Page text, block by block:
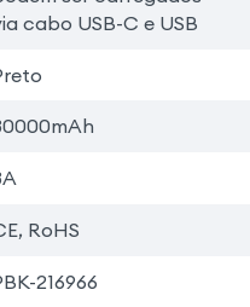
cabo USB-C e USB
RoHS
216966